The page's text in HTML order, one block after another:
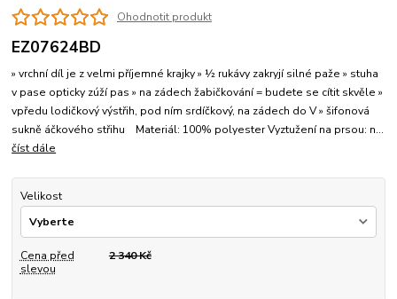
Ohodnotit produkt
EZ07624BD
» vrchní díl je z velmi příjemné krajky » ½ rukávy zakryjí silné paže » stuha
v pase opticky zúží pas » na zádech žabičkování = budete se cítit skvěle »
vpředu lodičkový výstřih, pod ním srdíčkový, na zádech do V » šifonová
sukně áčkového střihu Materiál: 100% polyester Vyztužení na prsou: n...
číst dále
Velikost
Cena před
slevou
2 340 Kč